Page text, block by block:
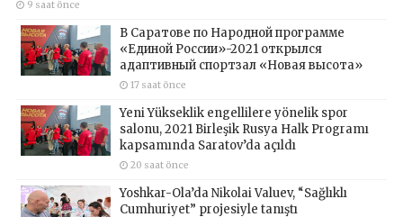
9 saat önce
В Саратове по Народной программе
«Единой России»-2021 открылся
адаптивный спортзал «Новая высота»
17 saat önce
Yeni Yükseklik engellilere yönelik spor
salonu, 2021 Birleşik Rusya Halk Programı
kapsamında Saratov’da açıldı
20 saat önce
Yoshkar-Ola’da Nikolai Valuev, “Sağlıklı
Cumhuriyet” projesiyle tanıştı